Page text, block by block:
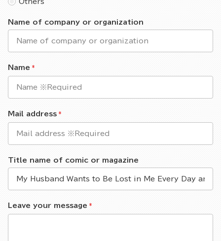
Others
Name of company or organization
Name
Mail address
Title name of comic or magazine
Leave your message